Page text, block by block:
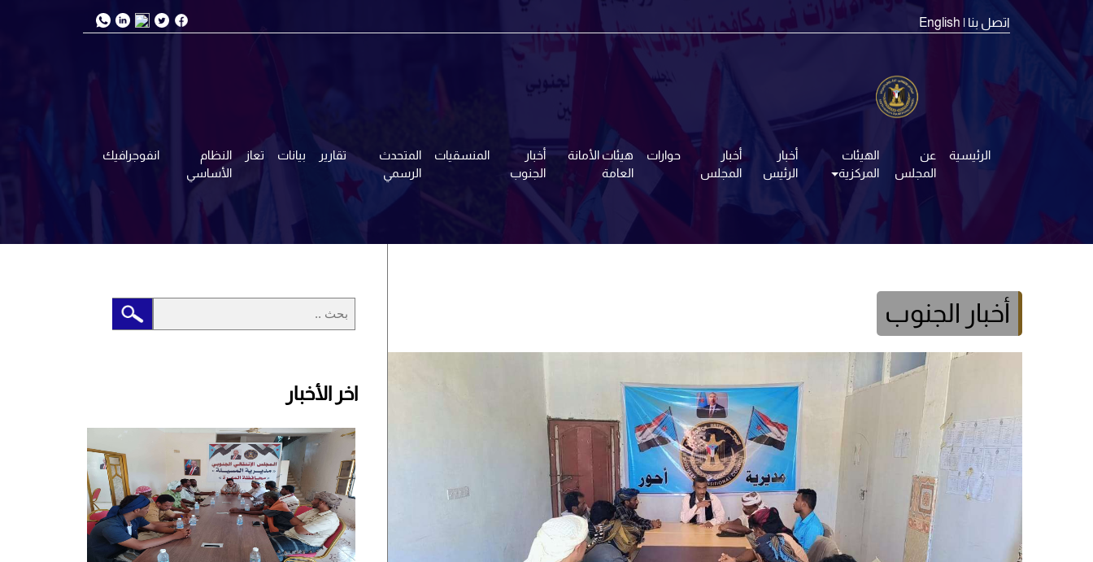
اتصل بنا | English
الرئيسية
عن
المجلس
الهيئات
المركزية
أخبار
الرئيس
أخبار
المجلس
حوارات
هيئات الأمانة
العامة
أخبار
الجنوب
المنسقيات
المتحدث
الرسمي
تقارير بيانات تعاز
النظام
الأساسي
انفوجرافيك
أخبار الجنوب
اخر الأخبار